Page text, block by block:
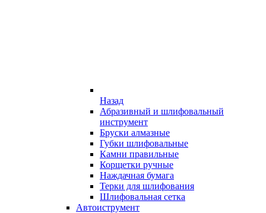
Назад
Абразивный и шлифовальный
инструмент
Бруски алмазные
Губки шлифовальные
Камни правильные
Корщетки ручные
Наждачная бумага
Терки для шлифования
Шлифовальная сетка
Автоиструмент